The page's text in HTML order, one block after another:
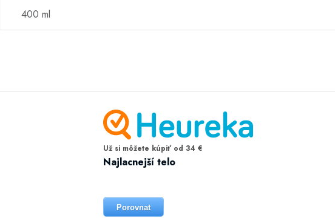
400 ml
Už si môžete kúpiť od 34 €
Najlacnejší telo
Porovnat